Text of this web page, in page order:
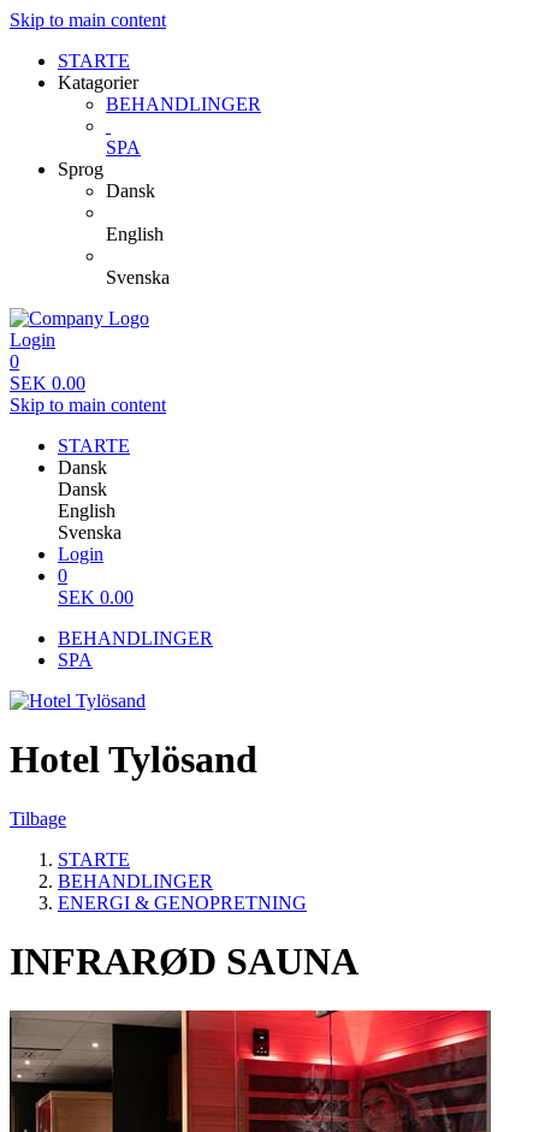
Skip to main content
STARTE
Katagorier
BEHANDLINGER
SPA
Sprog
Dansk
English
Svenska
Login
0
SEK 0.00
Skip to main content
STARTE
Dansk
Dansk
English
Svenska
Login
0
SEK 0.00
BEHANDLINGER
SPA
Hotel Tylösand
Tilbage
STARTE
BEHANDLINGER
ENERGI & GENOPRETNING
INFRARØD SAUNA